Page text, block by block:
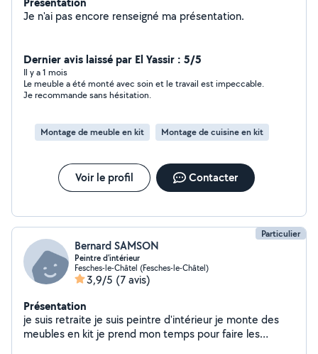
Je n'ai pas encore renseigné ma présentation.
Dernier avis laissé par El Yassir : 5/5
Il y a 1 mois
Le meuble a été monté avec soin et le travail est impeccable.
Je recommande sans hésitation.
Montage de meuble en kit Montage de cuisine en kit
Voir le profil Contacter
Particulier
Bernard SAMSON
Peintre d'intérieur
Fesches-le-Châtel (Fesches-le-Châtel)
3,9/5 (7 avis)
Présentation
je suis retraite je suis peintre d'intérieur je monte des
meubles en kit je prend mon temps pour faire les